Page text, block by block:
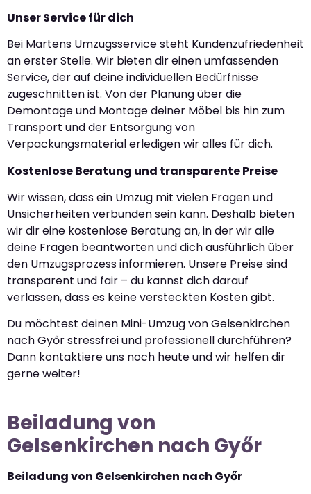
Unser Service für dich
Bei Martens Umzugsservice steht Kundenzufriedenheit
an erster Stelle. Wir bieten dir einen umfassenden
Service, der auf deine individuellen Bedürfnisse
zugeschnitten ist. Von der Planung über die
Demontage und Montage deiner Möbel bis hin zum
Transport und der Entsorgung von
Verpackungsmaterial erledigen wir alles für dich.
Kostenlose Beratung und transparente Preise
Wir wissen, dass ein Umzug mit vielen Fragen und
Unsicherheiten verbunden sein kann. Deshalb bieten
wir dir eine kostenlose Beratung an, in der wir alle
deine Fragen beantworten und dich ausführlich über
den Umzugsprozess informieren. Unsere Preise sind
transparent und fair – du kannst dich darauf
verlassen, dass es keine versteckten Kosten gibt.
Du möchtest deinen Mini-Umzug von Gelsenkirchen
nach Győr stressfrei und professionell durchführen?
Dann kontaktiere uns noch heute und wir helfen dir
gerne weiter!
Beiladung von
Gelsenkirchen nach Győr
Beiladung von Gelsenkirchen nach Győr